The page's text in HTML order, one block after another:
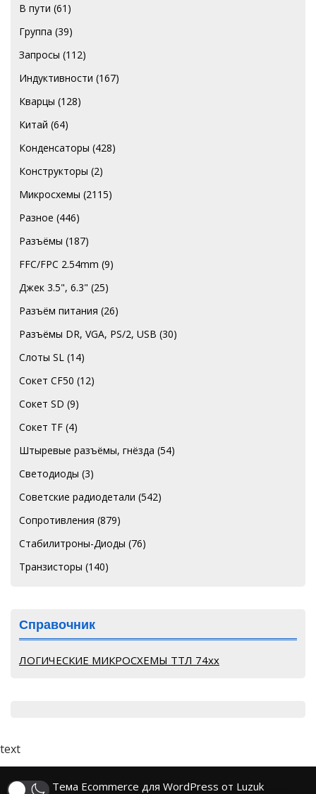
В пути (61)
Группа (39)
Запросы (112)
Индуктивности (167)
Кварцы (128)
Китай (64)
Конденсаторы (428)
Конструкторы (2)
Микросхемы (2115)
Разное (446)
Разъёмы (187)
FFC/FPC 2.54mm (9)
Джек 3.5", 6.3" (25)
Разъём питания (26)
Разъёмы DR, VGA, PS/2, USB (30)
Слоты SL (14)
Сокет CF50 (12)
Сокет SD (9)
Сокет TF (4)
Штыревые разъёмы, гнёзда (54)
Светодиоды (3)
Советские радиодетали (542)
Сопротивления (879)
Стабилитроны-Диоды (76)
Транзисторы (140)
Справочник
ЛОГИЧЕСКИЕ МИКРОСХЕМЫ ТТЛ 74хх
text
Тема Ecommerce для WordPress от Luzuk